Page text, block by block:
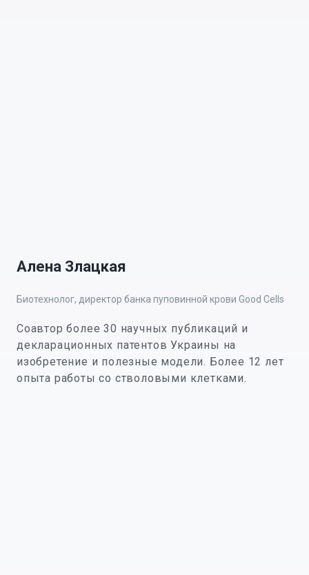
Алена Злацкая
Биотехнолог, директор банка пуповинной крови Good Cells
Соавтор более 30 научных публикаций и
декларационных патентов Украины на
изобретение и полезные модели. Более 12 лет
опыта работы со стволовыми клетками.